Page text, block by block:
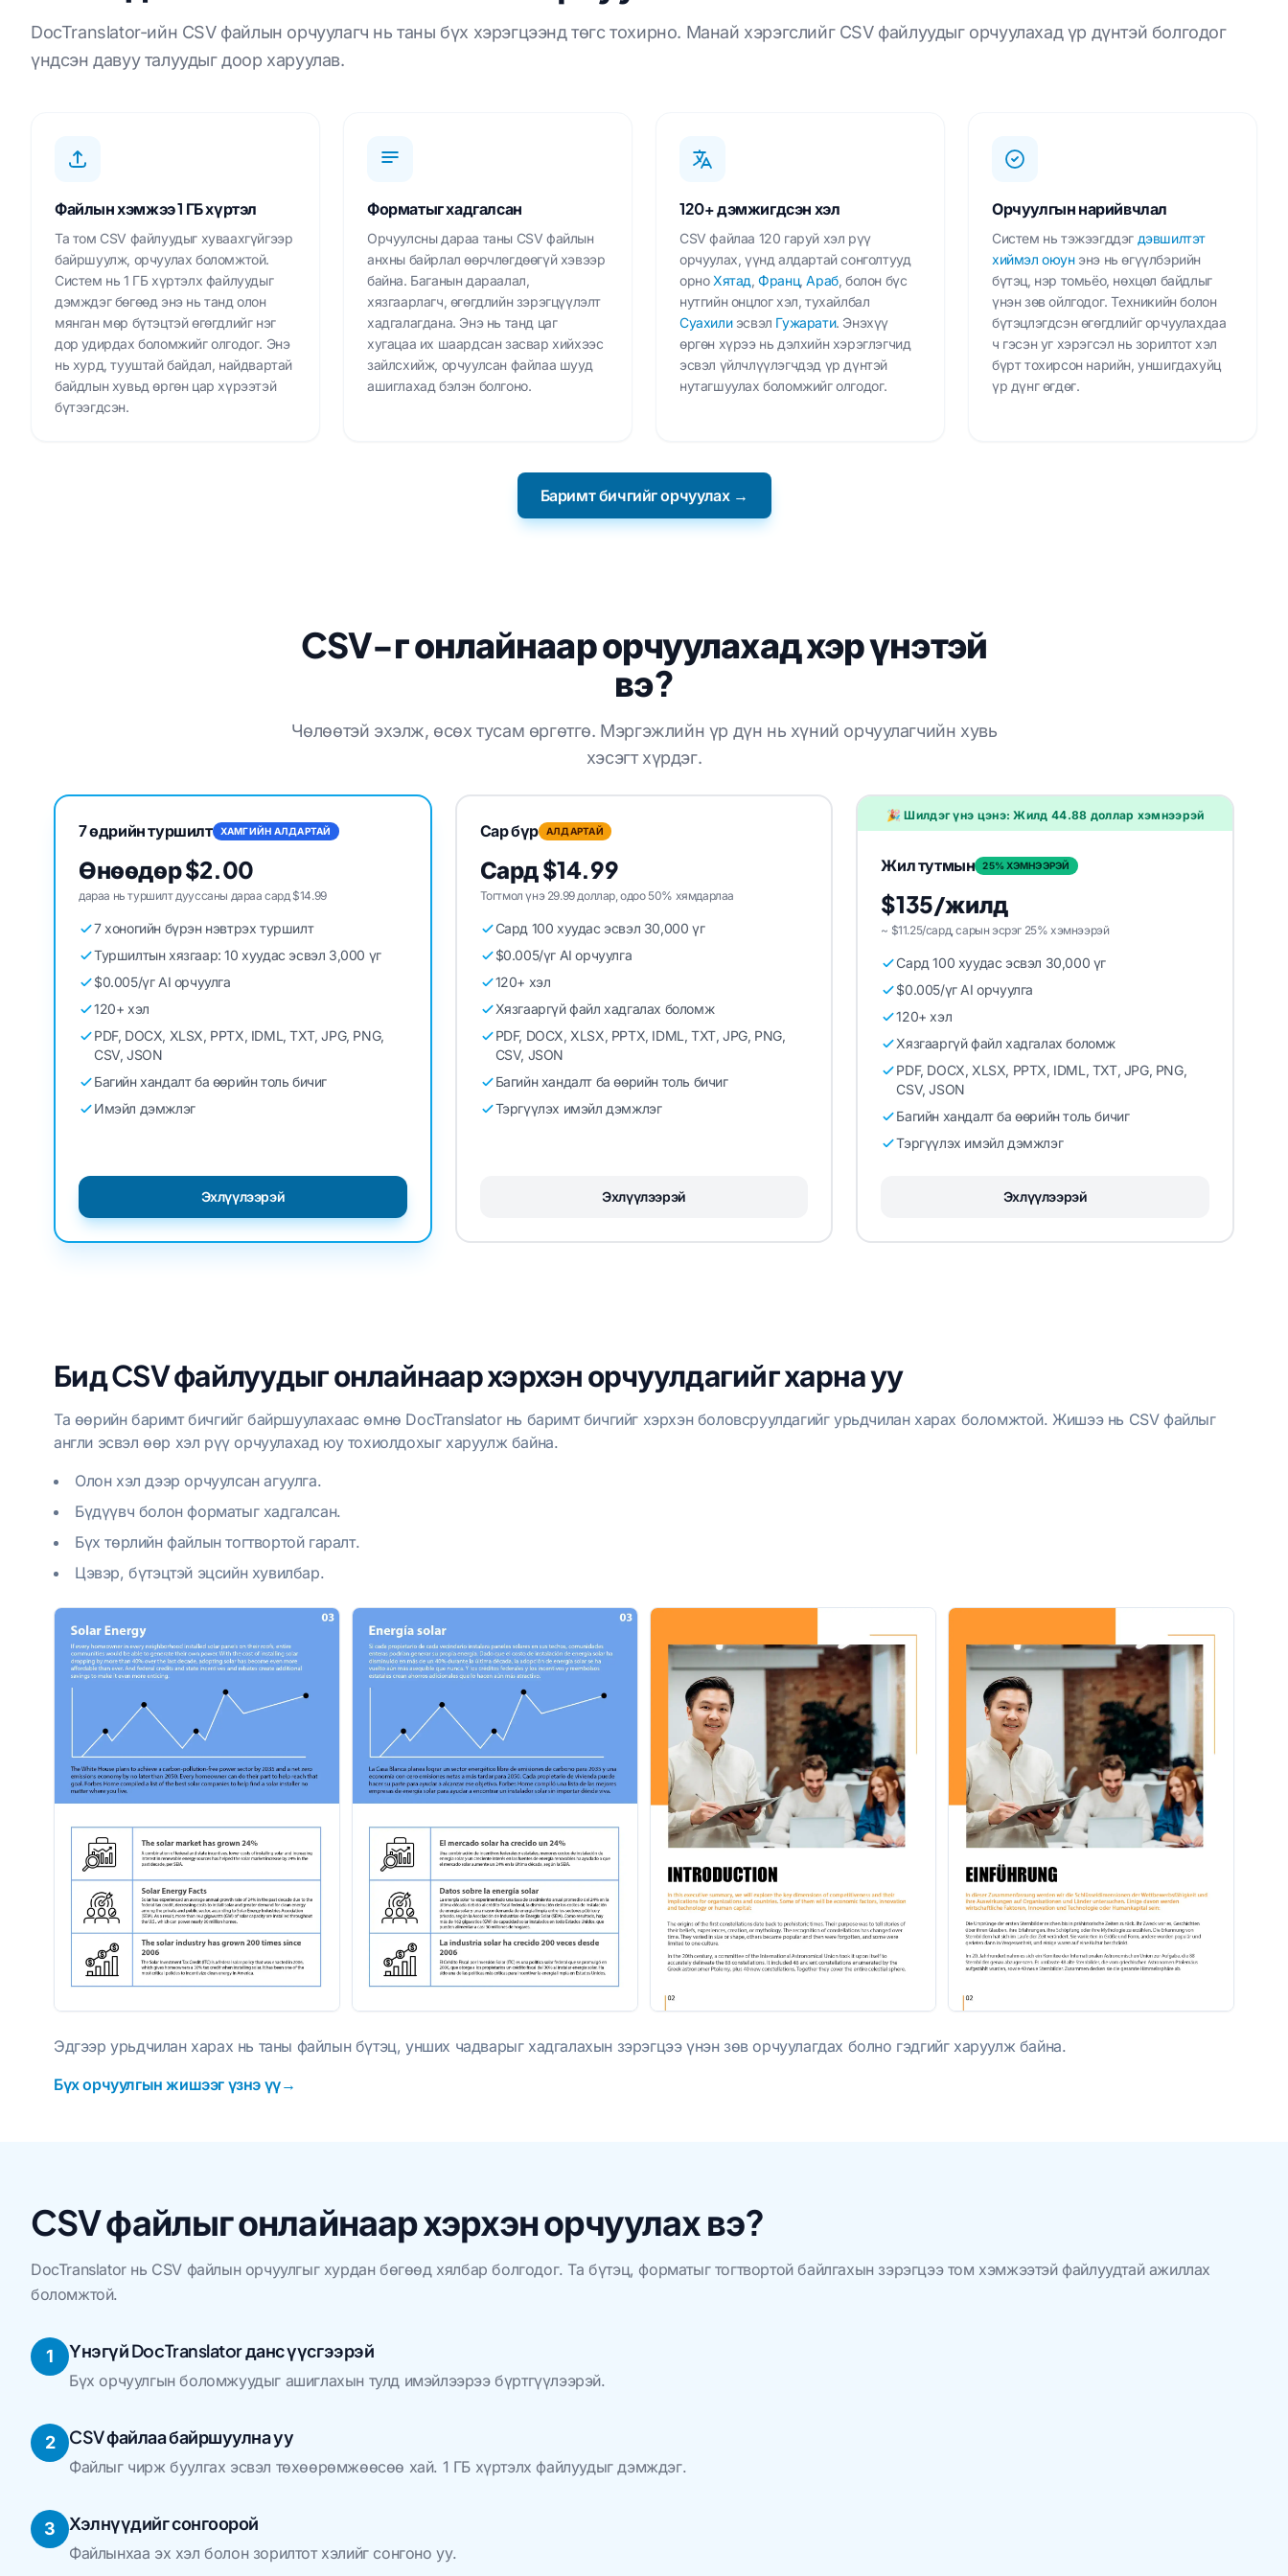
DocTranslator-ийн CSV файлын орчуулагч нь таны бүх хэрэгцээнд төгс тохирно. Манай хэрэгслийг CSV файлуудыг орчуулахад үр дүнтэй болгодог
үндсэн давуу талуудыг доор харуулав.
Файлын хэмжээ 1 ГБ хүртэл
Та том CSV файлуудыг хуваахгүйгээр
байршуулж, орчуулах боломжтой.
Систем нь 1 ГБ хүртэлх файлуудыг
дэмждэг бөгөөд энэ нь танд олон
мянган мөр бүтэцтэй өгөгдлийг нэг
дор удирдах боломжийг олгодог. Энэ
нь хурд, тууштай байдал, найдвартай
байдлын хувьд өргөн цар хүрээтэй
бүтээгдсэн.
Форматыг хадгалсан
Орчуулсны дараа таны CSV файлын
анхны байрлал өөрчлөгдөөгүй хэвээр
байна. Баганын дараалал,
хязгаарлагч, өгөгдлийн зэрэгцүүлэлт
хадгалагдана. Энэ нь танд цаг
хугацаа их шаардсан засвар хийхээс
зайлсхийж, орчуулсан файлаа шууд
ашиглахад бэлэн болгоно.
120+ дэмжигдсэн хэл
CSV файлаа 120 гаруй хэл рүү
орчуулах, үүнд алдартай сонголтууд
орно Хятад,Франц,Араб, болон бүс
нутгийн онцлог хэл, тухайлбал
Суахилиэсвэл Гужарати. Энэхүү
өргөн хүрээ нь дэлхийн хэрэглэгчид
эсвэл үйлчлүүлэгчдэд үр дүнтэй
нутагшуулах боломжийг олгодог.
Орчуулгын нарийвчлал
Систем нь тэжээгддэг дэвшилтэт
хиймэл оюунэнэ нь өгүүлбэрийн
бүтэц, нэр томьёо, нөхцөл байдлыг
үнэн зөв ойлгодог. Техникийн болон
бүтэцлэгдсэн өгөгдлийг орчуулахдаа
ч гэсэн уг хэрэгсэл нь зорилтот хэл
бүрт тохирсон нарийн, уншигдахуйц
үр дүнг өгдөг.
Баримт бичгийг орчуулах →
CSV-г онлайнаар орчуулахад хэр үнэтэй
вэ?
Чөлөөтэй эхэлж, өсөх тусам өргөтгө. Мэргэжлийн үр дүн нь хүний орчуулагчийн хувь
хэсэгт хүрдэг.
7 өдрийн туршилт ХАМГИЙН АЛДАРТАЙ
Өнөөдөр $2.00
дараа нь туршилт дууссаны дараа сард $14.99
7 хоногийн бүрэн нэвтрэх туршилт
Туршилтын хязгаар: 10 хуудас эсвэл 3,000 үг
$0.005/үг AI орчуулга
120+ хэл
PDF, DOCX, XLSX, PPTX, IDML, TXT, JPG, PNG,
CSV, JSON
Багийн хандалт ба өөрийн толь бичиг
Имэйл дэмжлэг
Эхлүүлээрэй
Сар бүр АЛДАРТАЙ
Сард $14.99
Тогтмол үнэ 29.99 доллар, одоо 50% хямдарлаа
Сард 100 хуудас эсвэл 30,000 үг
$0.005/үг AI орчуулга
120+ хэл
Хязгааргүй файл хадгалах боломж
PDF, DOCX, XLSX, PPTX, IDML, TXT, JPG, PNG,
CSV, JSON
Багийн хандалт ба өөрийн толь бичиг
Тэргүүлэх имэйл дэмжлэг
Эхлүүлээрэй
🎉 Шилдэг үнэ цэнэ: Жилд 44.88 доллар хэмнээрэй
Жил тутмын 25% ХЭМНЭЭРЭЙ
$135/жилд
~ $11.25/сард, сарын эсрэг 25% хэмнээрэй
Сард 100 хуудас эсвэл 30,000 үг
$0.005/үг AI орчуулга
120+ хэл
Хязгааргүй файл хадгалах боломж
PDF, DOCX, XLSX, PPTX, IDML, TXT, JPG, PNG,
CSV, JSON
Багийн хандалт ба өөрийн толь бичиг
Тэргүүлэх имэйл дэмжлэг
Эхлүүлээрэй
Бид CSV файлуудыг онлайнаар хэрхэн орчуулдагийг харна уу
Та өөрийн баримт бичгийг байршуулахаас өмнө DocTranslator нь баримт бичгийг хэрхэн боловсруулдагийг урьдчилан харах боломжтой. Жишээ нь CSV файлыг
англи эсвэл өөр хэл рүү орчуулахад юу тохиолдохыг харуулж байна.
Олон хэл дээр орчуулсан агуулга.
Бүдүүвч болон форматыг хадгалсан.
Бүх төрлийн файлын тогтвортой гаралт.
Цэвэр, бүтэцтэй эцсийн хувилбар.
Эдгээр урьдчилан харах нь таны файлын бүтэц, унших чадварыг хадгалахын зэрэгцээ үнэн зөв орчуулагдах болно гэдгийг харуулж байна.
Бүх орчуулгын жишээг үзнэ үү→
CSV файлыг онлайнаар хэрхэн орчуулах вэ?
DocTranslator нь CSV файлын орчуулгыг хурдан бөгөөд хялбар болгодог. Та бүтэц, форматыг тогтвортой байлгахын зэрэгцээ том хэмжээтэй файлуудтай ажиллах
боломжтой.
1 Үнэгүй DocTranslator данс үүсгээрэй
Бүх орчуулгын боломжуудыг ашиглахын тулд имэйлээрээ бүртгүүлээрэй.
2 CSV файлаа байршуулна уу
Файлыг чирж буулгах эсвэл төхөөрөмжөөсөө хай. 1 ГБ хүртэлх файлуудыг дэмждэг.
3 Хэлнүүдийг сонгоорой
Файлынхаа эх хэл болон зорилтот хэлийг сонгоно уу.